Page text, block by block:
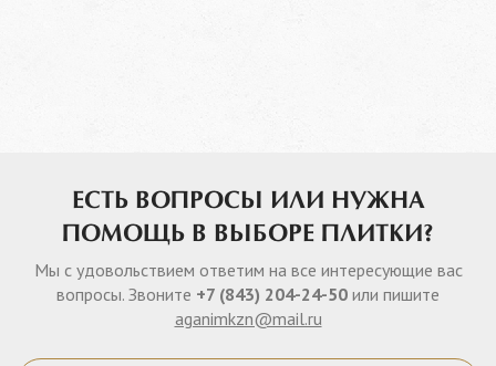
ЕСТЬ ВОПРОСЫ ИЛИ НУЖНА
ПОМОЩЬ В ВЫБОРЕ ПЛИТКИ?
Мы с удовольствием ответим на все интересующие вас
вопросы. Звоните +7 (843) 204-24-50 или пишите
aganimkzn@mail.ru